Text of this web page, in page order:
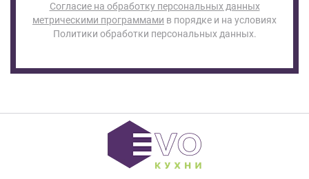
Согласие на обработку персональных данных
метрическими программами в порядке и на условиях
Политики обработки персональных данных.